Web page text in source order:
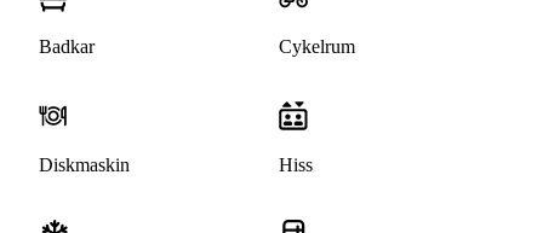
Badkar Cykelrum
Diskmaskin Hiss